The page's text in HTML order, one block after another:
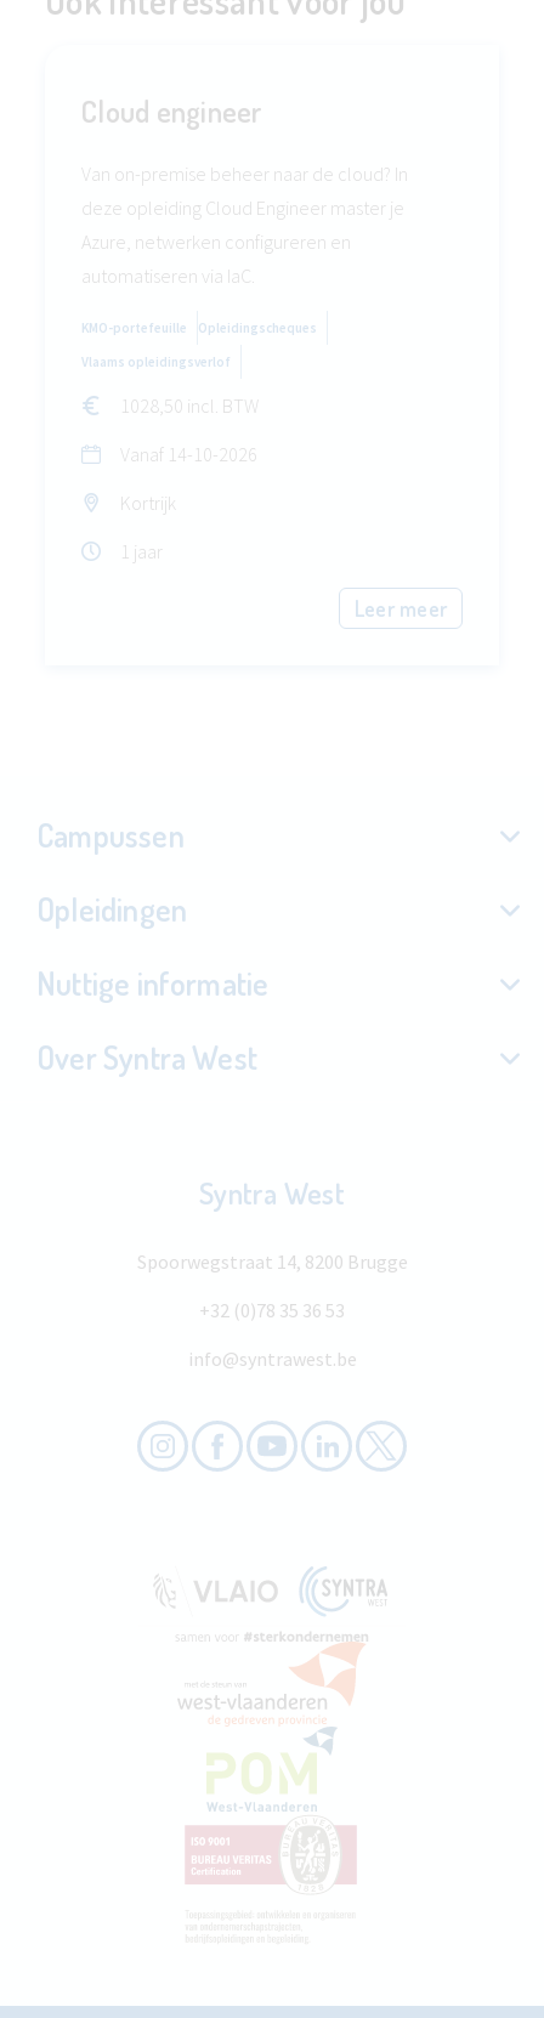
Cloud engineer
Van on-premise beheer naar de cloud? In
deze opleiding Cloud Engineer master je
Azure, netwerken configureren en
automatiseren via IaC.
KMO-portefeuille
Opleidingscheques
Vlaams opleidingsverlof
1028,50 incl. BTW
Vanaf 14-10-2026
Kortrijk
1 jaar
Leer meer
Campussen
Opleidingen
Nuttige informatie
Over Syntra West
Syntra West
Spoorwegstraat 14, 8200 Brugge
+32 (0)78 35 36 53
info@syntrawest.be